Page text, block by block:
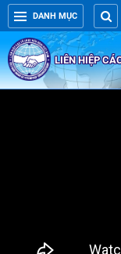
DANH MỤC
LIÊN HIỆP